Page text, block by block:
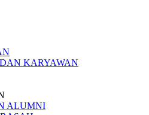
KARYAWAN
ALUMNI